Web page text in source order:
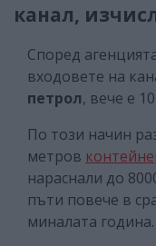
канал,
Според
входовете на
петрол, вече е
По този начин
метров
нараснали до
пъти повече в
миналата година.